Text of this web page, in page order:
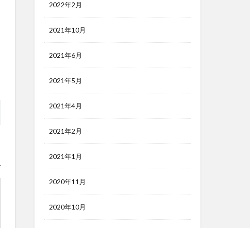
2022年2月
2021年10月
2021年6月
2021年5月
2021年4月
2021年2月
2021年1月
2020年11月
2020年10月